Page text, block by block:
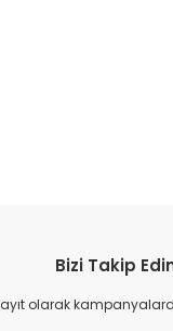
Bizi Takip
olarak